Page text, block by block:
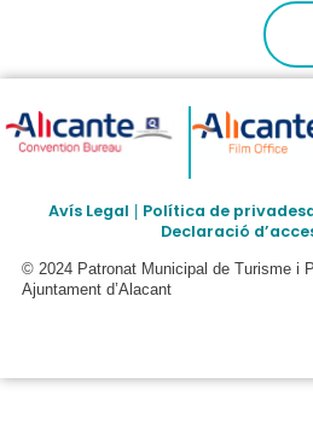
Avís Legal Política de
Declaració
© 2024 Patronat Municipal de Turisme i
Ajuntament d’Alacant